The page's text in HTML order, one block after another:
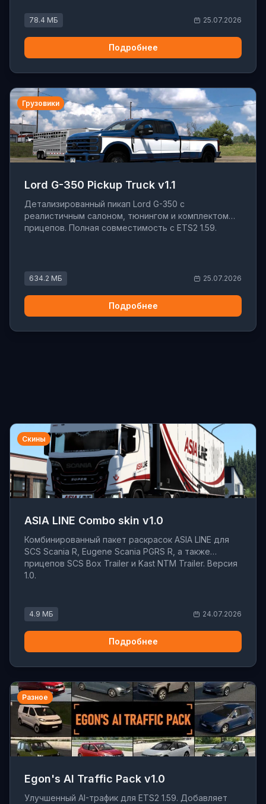
78.4 МБ 25.07.2026
Подробнее
Грузовики
Lord G-350 Pickup Truck v1.1
Детализированный пикап Lord G-350 с
реалистичным салоном, тюнингом и комплектом
прицепов. Полная совместимость с ETS2 1.59.
634.2 МБ 25.07.2026
Подробнее
Скины
ASIA LINE Combo skin v1.0
Комбинированный пакет раскрасок ASIA LINE для
SCS Scania R, Eugene Scania PGRS R, а также
прицепов SCS Box Trailer и Kast NTM Trailer. Версия
1.0.
4.9 МБ 24.07.2026
Подробнее
Разное
Egon's AI Traffic Pack v1.0
Улучшенный AI-трафик для ETS2 1.59. Добавляет